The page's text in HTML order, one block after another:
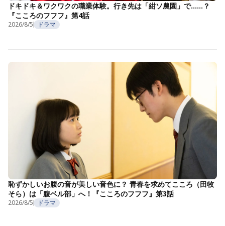
ドキドキ＆ワクワクの職業体験。行き先は「紺ソ農園」で……？
『こころのフフフ』第4話
2026/8/5 ドラマ
恥ずかしいお腹の音が美しい音色に？ 青春を求めてこころ（田牧
そら）は「腹ベル部」へ！『こころのフフフ』第3話
2026/8/5 ドラマ